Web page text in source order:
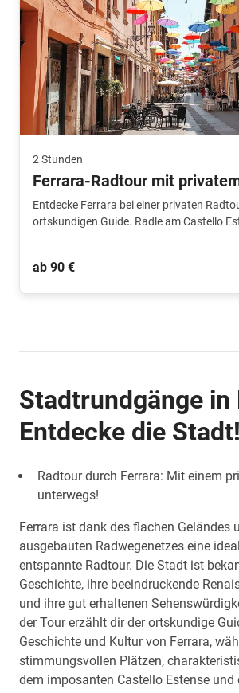
2 Stunden
Ferrara-Radtour mit
Entdecke Ferrara bei einer privaten
ortskundigen Guide. Radle am Castello
Weltkulturerbestadt.
ab 90 €
Stadtrundgänge in
Entdecke die Stadt!
Radtour durch Ferrara: Mit einem
unterwegs!
Ferrara ist dank des flachen Geländes
ausgebauten Radwegenetzes eine
entspannte Radtour. Die Stadt ist
Geschichte, ihre beeindruckende
und ihre gut erhaltenen
der Tour erzählt dir der ortskundige
Geschichte und Kultur von Ferrara,
stimmungsvollen Plätzen,
dem imposanten Castello Estense und